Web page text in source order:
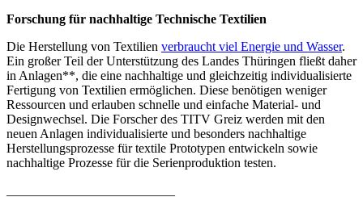
Forschung für nachhaltige Technische Textilien
Die Herstellung von Textilien verbraucht viel Energie und Wasser.
Ein großer Teil der Unterstützung des Landes Thüringen fließt daher
in Anlagen**, die eine nachhaltige und gleichzeitig individualisierte
Fertigung von Textilien ermöglichen. Diese benötigen weniger
Ressourcen und erlauben schnelle und einfache Material- und
Designwechsel. Die Forscher des TITV Greiz werden mit den
neuen Anlagen individualisierte und besonders nachhaltige
Herstellungsprozesse für textile Prototypen entwickeln sowie
nachhaltige Prozesse für die Serienproduktion testen.